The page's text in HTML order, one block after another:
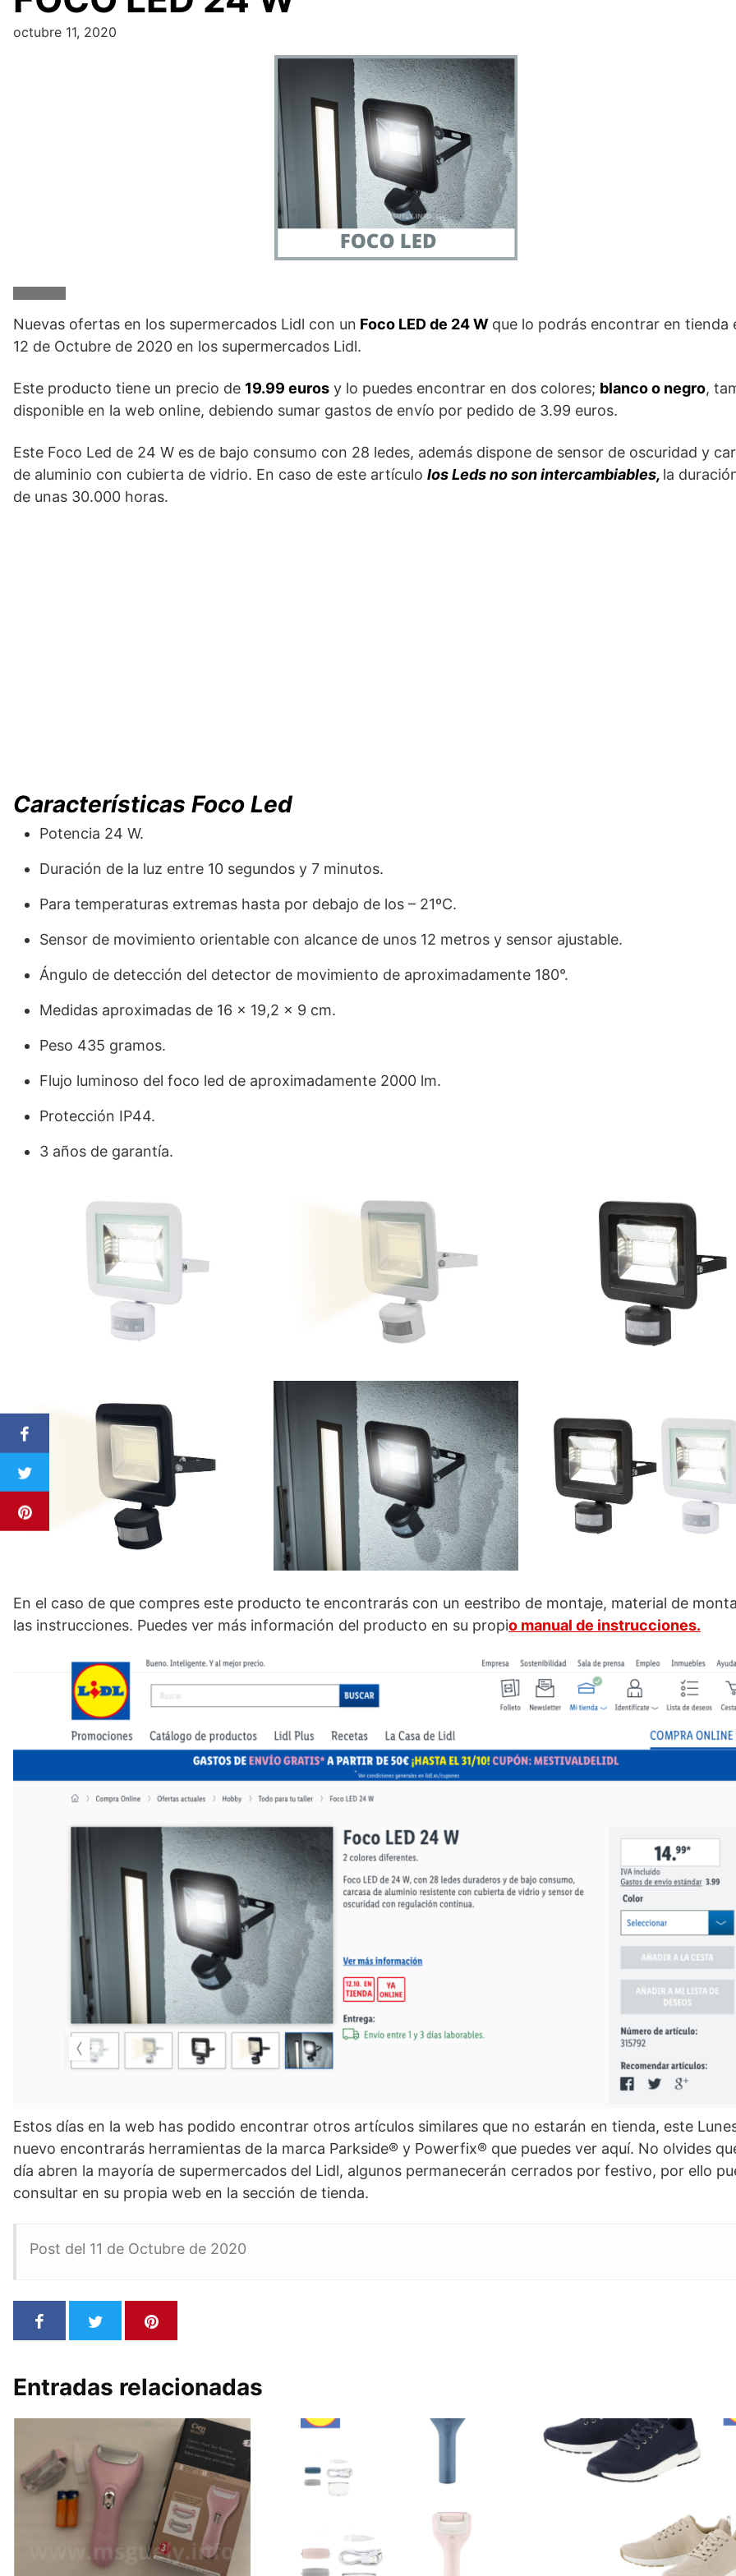
octubre 11, 2020
Nuevas ofertas en los supermercados Lidl con un Foco LED de 24 W que lo podrás encontrar en tienda
12 de Octubre de 2020 en los supermercados Lidl.
Este producto tiene un precio de 19.99 euros y lo puedes encontrar en dos colores; blanco o negro,
disponible en la web online, debiendo sumar gastos de envío por pedido de 3.99 euros.
Este Foco Led de 24 W es de bajo consumo con 28 ledes, además dispone de sensor de oscuridad y
de aluminio con cubierta de vidrio. En caso de este artículo los Leds no son intercambiables, la
de unas 30.000 horas.
Características Foco Led
Potencia 24 W.
Duración de la luz entre 10 segundos y 7 minutos.
Para temperaturas extremas hasta por debajo de los – 21ºC.
Sensor de movimiento orientable con alcance de unos 12 metros y sensor ajustable.
Ángulo de detección del detector de movimiento de aproximadamente 180°.
Medidas aproximadas de 16 x 19,2 x 9 cm.
Peso 435 gramos.
Flujo luminoso del foco led de aproximadamente 2000 lm.
Protección IP44.
3 años de garantía.
En el caso de que compres este producto te encontrarás con un eestribo de montaje, material de
las instrucciones. Puedes ver más información del producto en su propio manual de instrucciones.
Estos días en la web has podido encontrar otros artículos similares que no estarán en tienda, este
nuevo encontrarás herramientas de la marca Parkside® y Powerfix® que puedes ver aquí. No olvides
día abren la mayoría de supermercados del Lidl, algunos permanecerán cerrados por festivo, por ello
consultar en su propia web en la sección de tienda.
Post del 11 de Octubre de 2020
Entradas relacionadas